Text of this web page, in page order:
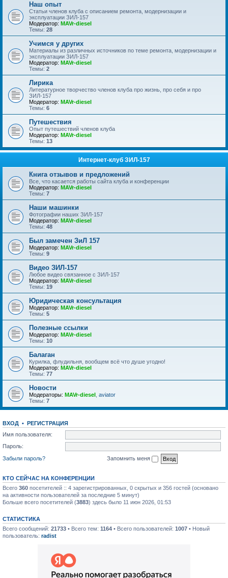
Наш опыт
Статьи членов клуба с описанием ремонта, модернизации и
эксплуатации ЗИЛ-157
Модератор: MAVr-diesel
Темы: 28
Учимся у других
Материалы из различных источников по теме ремонта, модернизации и
эксплуатации ЗИЛ-157
Модератор: MAVr-diesel
Темы: 2
Лирика
Литературное творчество членов клуба про жизнь, про себя и про
ЗИЛ-157
Модератор: MAVr-diesel
Темы: 6
Путешествия
Опыт путешествий членов клуба
Модератор: MAVr-diesel
Темы: 13
Интернет-клуб ЗИЛ-157
Книга отзывов и предложений
Все, что касается работы сайта клуба и конференции
Модератор: MAVr-diesel
Темы: 7
Наши машинки
Фотографии наших ЗИЛ-157
Модератор: MAVr-diesel
Темы: 48
Был замечен ЗиЛ 157
Модератор: MAVr-diesel
Темы: 9
Видео ЗИЛ-157
Любое видео связанное с ЗИЛ-157
Модератор: MAVr-diesel
Темы: 19
Юридическая консультация
Модератор: MAVr-diesel
Темы: 5
Полезные ссылки
Модератор: MAVr-diesel
Темы: 10
Балаган
Курилка, флудильня, вообщем всё что душе угодно!
Модератор: MAVr-diesel
Темы: 77
Новости
Модераторы: MAVr-diesel aviator
Темы: 7
ВХОД • РЕГИСТРАЦИЯ
Имя пользователя:
Пароль:
Забыли пароль?
Запомнить меня
КТО СЕЙЧАС НА КОНФЕРЕНЦИИ
Всего 360 посетителей :: 4 зарегистрированных, 0 скрытых и 356 гостей (основано
на активности пользователей за последние 5 минут)
Больше всего посетителей (3883) здесь было 11 июн 2026, 01:53
СТАТИСТИКА
Всего сообщений: 21733 • Всего тем: 1164 • Всего пользователей: 1007 • Новый
пользователь: radist